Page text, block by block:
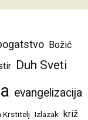
Božić
Duh Sveti
evangelizacija
Krstitelj Izlazak križ